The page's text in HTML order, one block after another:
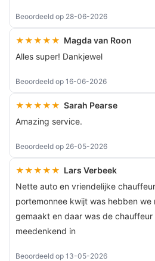
Beoordeeld op 28-06-2026
★★★★★ Magda van Roon
Alles super! Dankjewel
Beoordeeld op 16-06-2026
★★★★★ Sarah Pearse
Amazing service.
Beoordeeld op 26-05-2026
★★★★★ Lars Verbeek
Nette auto en vriendelijke
portemonnee kwijt was hebben we
gemaakt en daar was de chauffeur
meedenkend in
Beoordeeld op 13-05-2026